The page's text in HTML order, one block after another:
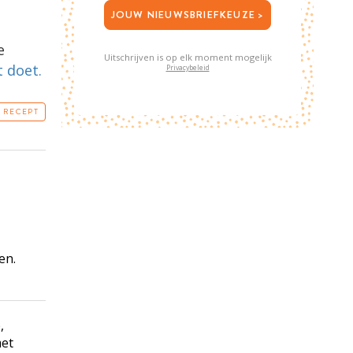
doet.
JOUW NIEUWSBRIEFKEUZE >
Uitschrijven is op elk moment mogelijk
Privacybeleid